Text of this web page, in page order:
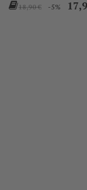
Prezzo
18,90 € -5%